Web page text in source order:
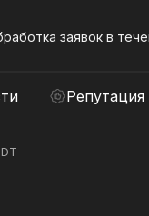
заявок в
Репутация